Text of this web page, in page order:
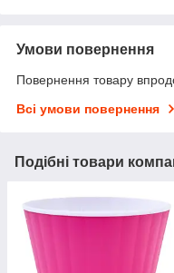
Умови повернення
Повернення товару
Всі умови повернення
Подібні товари